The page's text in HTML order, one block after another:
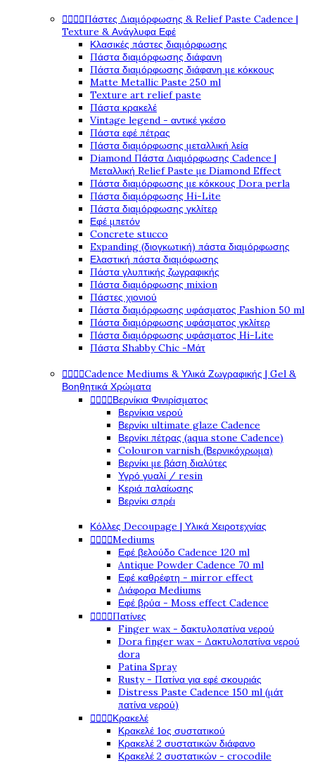
Πάστες Διαμόρφωσης & Relief Paste Cadence |
Texture & Ανάγλυφα Εφέ
Κλασικές πάστες διαμόρφωσης
Πάστα διαμόρφωσης διάφανη
Πάστα διαμόρφωσης διάφανη με κόκκους
Matte Metallic Paste 250 ml
Texture art relief paste
Πάστα κρακελέ
Vintage legend - αντικέ γκέσο
Πάστα εφέ πέτρας
Πάστα διαμόρφωσης μεταλλική λεία
Diamond Πάστα Διαμόρφωσης Cadence |
Μεταλλική Relief Paste με Diamond Effect
Πάστα διαμόρφωσης με κόκκους Dora perla
Πάστα διαμόρφωσης Hi-Lite
Πάστα διαμόρφωσης γκλίτερ
Εφέ μπετόν
Concrete stucco
Expanding (διογκωτική) πάστα διαμόρφωσης
Ελαστική πάστα διαμόφωσης
Πάστα γλυπτικής ζωγραφικής
Πάστα διαμόρφωσης mixion
Πάστες χιονιού
Πάστα διαμόρφωσης υφάσματος Fashion 50 ml
Πάστα διαμόρφωσης υφάσματος γκλίτερ
Πάστα διαμόρφωσης υφάσματος Hi-Lite
Πάστα Shabby Chic -Μάτ
Cadence Mediums & Υλικά Ζωγραφικής | Gel &
Βοηθητικά Χρώματα
Βερνίκια Φινιρίσματος
Βερνίκια νερού
Βερνίκι ultimate glaze Cadence
Βερνίκι πέτρας (aqua stone Cadence)
Colouron varnish (Βερνικόχρωμα)
Βερνίκι με βάση διαλύτες
Υγρό γυαλί / resin
Κεριά παλαίωσης
Βερνίκι σπρέι
Κόλλες Decoupage | Υλικά Χειροτεχνίας
Mediums
Εφέ βελούδο Cadence 120 ml
Antique Powder Cadence 70 ml
Εφέ καθρέφτη - mirror effect
Διάφορα Mediums
Εφέ βρύα - Moss effect Cadence
Πατίνες
Finger wax - δακτυλοπατίνα νερού
Dora finger wax - Δακτυλοπατίνα νερού
dora
Patina Spray
Rusty - Πατίνα για εφέ σκουριάς
Distress Paste Cadence 150 ml (μάτ
πατίνα νερού)
Κρακελέ
Κρακελέ 1ος συστατικού
Κρακελέ 2 συστατικών διάφανο
Κρακελέ 2 συστατικών - crocodile